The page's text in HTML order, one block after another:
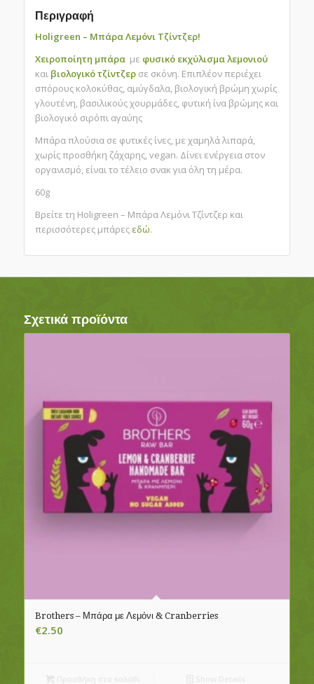
Περιγραφή
Holigreen – Μπάρα Λεμόνι Τζίντζερ!
Χειροποίητη μπάρα με φυσικό εκχύλισμα λεμονιού
καιβιολογικό τζίντζερ σε σκόνη. Επιπλέον περιέχει
σπόρους κολοκύθας, αμύγδαλα, βιολογική βρώμη χωρίς
γλουτένη, βασιλικούς χουρμάδες, φυτική ίνα βρώμης και
βιολογικό σιρόπι αγαύης
Μπάρα πλούσια σε φυτικές ίνες, με χαμηλά λιπαρά,
χωρίς προσθήκη ζάχαρης, vegan. Δίνει ενέργεια στον
οργανισμό, είναι το τέλειο σνακ για όλη τη μέρα.
60g
Βρείτε τη Holigreen – Μπάρα Λεμόνι Τζίντζερ και
περισσότερες μπάρες εδώ.
Σχετικά προϊόντα
Brothers – Μπάρα με Λεμόνι & Cranberries
€2.50